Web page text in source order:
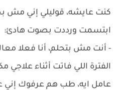
كنت عايشه، قوليلي إني مش
ابتسمت ورددت بصوت هادئ:
- أنت مش بتحلم، أنا فعلا
الفترة اللي فاتت أثناء علاجي
عامل ايه، طب هم عرفوك إني